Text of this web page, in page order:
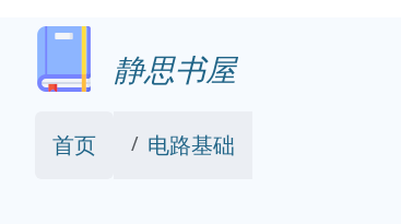
静思书屋
首页 电路基础